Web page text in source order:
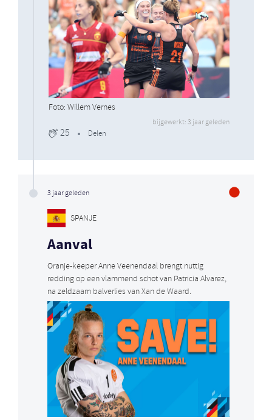
Foto: Willem Vernes
bijgewerkt: 3 jaar geleden
25 Delen
3 jaar geleden
SPANJE
Aanval
Oranje-keeper Anne Veenendaal brengt nuttig
redding op een vlammend schot van Patricia Alvarez,
na zeldzaam balverlies van Xan de Waard.